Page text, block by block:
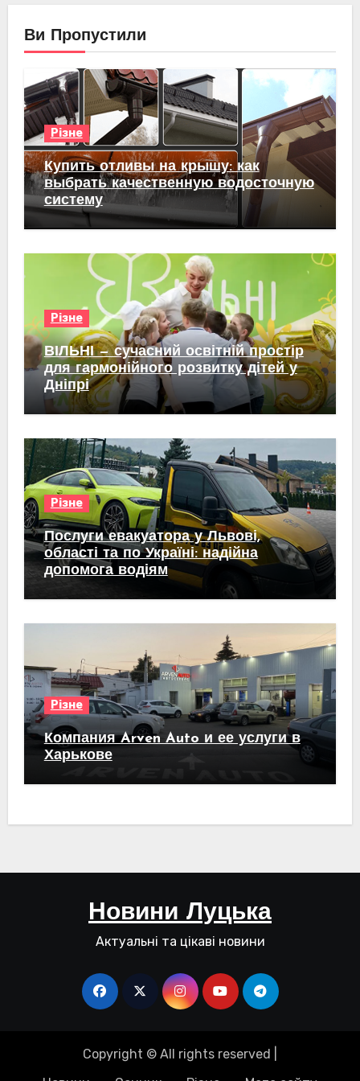
Ви Пропустили
Різне
Купить отливы на крышу: как
выбрать качественную водосточную
систему
Різне
ВІЛЬНІ — сучасний освітній простір
для гармонійного розвитку дітей у
Дніпрі
Різне
Послуги евакуатора у Львові,
області та по Україні: надійна
допомога водіям
Різне
Компания Arven Auto и ее услуги в
Харькове
Новини Луцька
Актуальні та цікаві новини
Copyright © All rights reserved